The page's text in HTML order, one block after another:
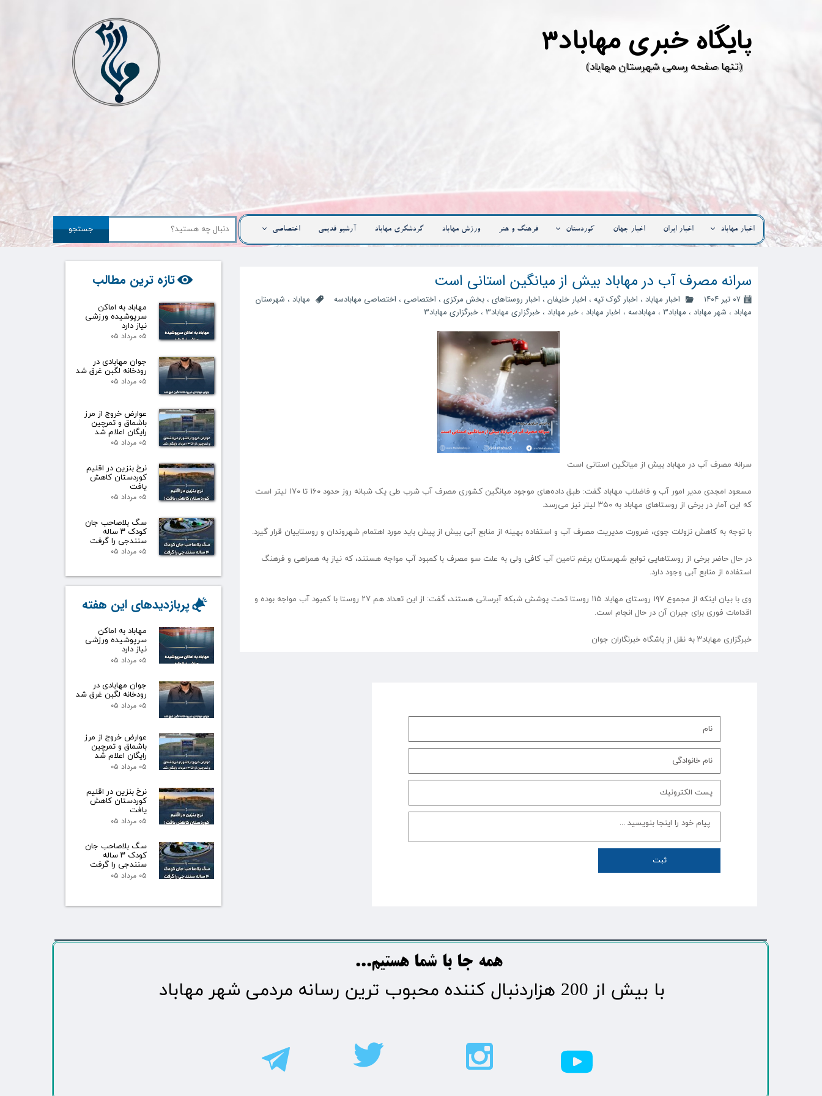
پ
​(تنها صفحه رسمی شهرستان مهاباد)
اخبار مهاباد اخبار ایران اخبار جهان کوردستان فرهنگ و هنر ورزش مهاباد گردشگری مهاباد آرشیو قدیمی اختصاصی جستجو
سرانه مصرف آب در مهاباد بیش از میانگین استانی است
۰۷ تیر ۱۴۰۴ اخبار مهاباد ، اخبار گوک تپه ، اخبار خلیفان ، اخبار روستاهای ،بخش مرکزی ، اختصاصی ، اختصاصی مهابادسه مهاباد ، شهرستان
مهاباد ، شهر مهاباد ، مهاباد3 ، مهابادسه ، اخبار مهاباد ،خبر مهاباد ،خبرگزاری مهاباد3 ،خبرگزاری مهاباد۳
سرانه مصرف آب در مهاباد بیش از میانگین استانی است
مسعود امجدی مدیر امور آب و فاضلاب مهاباد گفت: طبق داده‌های موجود میانگین کشوری مصرف آب شرب طی یک شبانه روز حدود ۱۶۰ تا ۱۷۰ لیتر است
که این آمار در برخی از روستا‌های مهاباد به ۳۵۰ لیتر نیز می‌رسد.
با توجه به کاهش نزولات جوی، ضرورت مدیریت مصرف آب و استفاده بهینه از منابع آبی بیش از پیش باید مورد اهتمام شهروندان و روستاییان قرار گیرد.
در حال حاضر برخی از روستا‌هایی توابع شهرستان برغم تامین آب کافی ولی به علت سو مصرف با کمبود آب مواجه هستند، که نیاز به همراهی و فرهنگ
استفاده از منابع آبی وجود دارد.
وی با بیان اینکه از مجموع ۱۹۷ روستای مهاباد ۱۱۵ روستا تحت پوشش شبکه آبرسانی هستند، گفت: از این تعداد هم ۲۷ روستا با کمبود آب مواجه بوده و
اقدامات فوری برای جبران آن در حال انجام است.
خبرگزاری مهاباد۳ به نقل از باشگاه خبرنگاران جوان
تازه ترین مطالب
مهاباد به اماکن
سرپوشیده ورزشی
نیاز دارد
۰۵ مرداد ۰۵
جوان مهابادی در
رودخانه لگبن غرق شد
۰۵ مرداد ۰۵
عوارض خروج از مرز
باشماق و تمرچین
رایگان اعلام شد
۰۵ مرداد ۰۵
نرخ بنزین در اقلیم
کوردستان کاهش
یافت
۰۵ مرداد ۰۵
سگ بلاصاحب جان
کودک ۳ ساله
سنندجی را گرفت
۰۵ مرداد ۰۵
مهاباد به اماکن
سرپوشیده ورزشی
نیاز دارد
۰۵ مرداد ۰۵
جوان مهابادی در
رودخانه لگبن غرق شد
۰۵ مرداد ۰۵
عوارض خروج از مرز
باشماق و تمرچین
رایگان اعلام شد
۰۵ مرداد ۰۵
نرخ بنزین در اقلیم
کوردستان کاهش
یافت
۰۵ مرداد ۰۵
سگ بلاصاحب جان
کودک ۳ ساله
سنندجی را گرفت
۰۵ مرداد ۰۵
پربازدیدهای این هفته
ثبت
​​​همه جا با شما هستیم...​​​​​​​​​​​​​​
​با بیش از 200 هزاردنبال کننده محبوب ترین رسانه مردمی شهر مهاباد​​​​​​​​​​​​​​